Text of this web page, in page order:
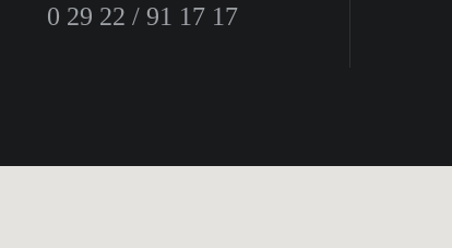
0 29 22 / 91 17 17